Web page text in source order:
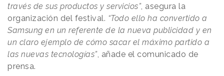
través de sus productos y servicios”, asegura la
organización del festival. “Todo ello ha convertido a
Samsung en un referente de la nueva publicidad y en
un claro ejemplo de cómo sacar el máximo partido a
las nuevas tecnologías”, añade el comunicado de
prensa.